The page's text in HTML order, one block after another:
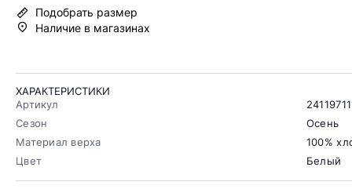
Подобрать размер
Наличие в магазинах
ХАРАКТЕРИСТИКИ
Артикул
Сезон
Осень
Материал верха
100%
Цвет
Белый